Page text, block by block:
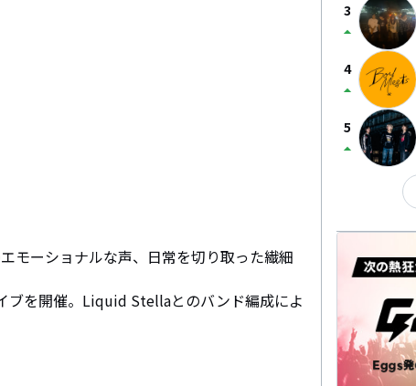
モーショナルな声、日常を切り取った繊細
ブを開催。Liquid Stellaとのバンド編成によ
3
arrow_drop_up
4
arrow_drop_up
5
arrow_drop_up